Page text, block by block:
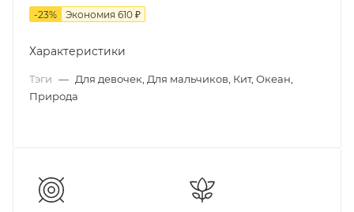
-23% Экономия 610 ₽
Характеристики
Тэги — Для девочек, Для мальчиков, Кит, Океан,
Природа